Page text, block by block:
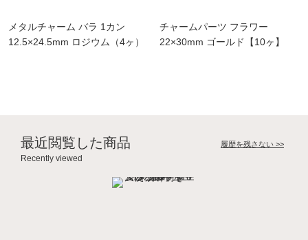
メタルチャーム バラ 1カン
12.5×24.5mm ロジウム（4ヶ）
チャームパーツ フラワー
22×30mm ゴールド【10ヶ】
最近閲覧した商品
Recently viewed
履歴を残さない >>